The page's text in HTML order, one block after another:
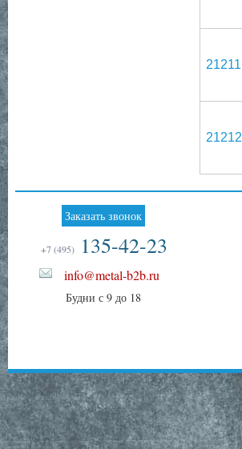
21211
21212
Заказать звонок
+7 (495) 135-42-23
info@metal-b2b.ru
Будни с 9 до 18